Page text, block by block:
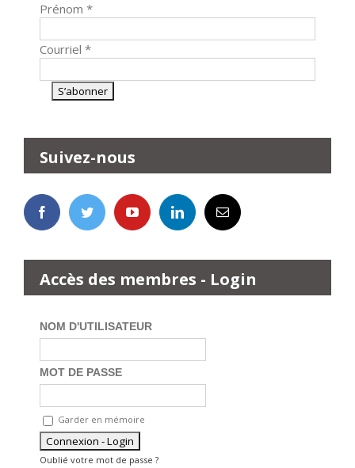
Prénom *
Courriel *
Suivez-nous
Accès des membres - Login
NOM D'UTILISATEUR
MOT DE PASSE
Garder en mémoire
Oublié votre mot de passe ?